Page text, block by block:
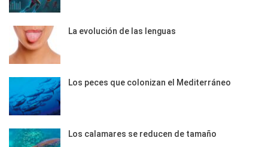
La evolución de las lenguas
Los peces que colonizan el Mediterráneo
Los calamares se reducen de tamaño